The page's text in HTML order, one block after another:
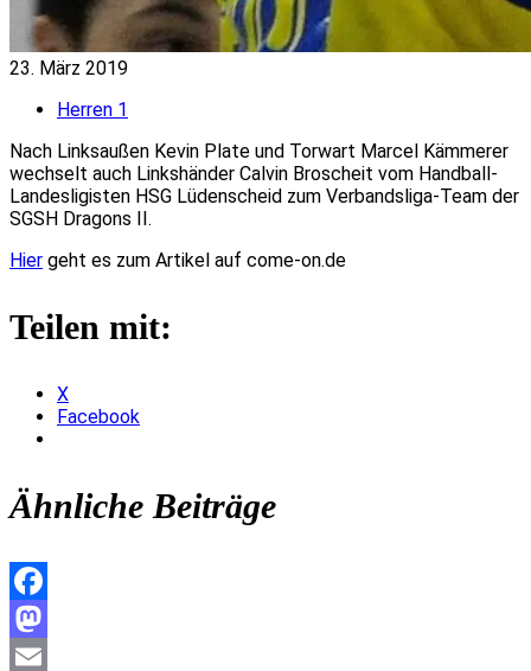
23. März 2019
Herren 1
Nach Linksaußen Kevin Plate und Torwart Marcel Kämmerer
wechselt auch Linkshänder Calvin Broscheit vom Handball-
Landesligisten HSG Lüdenscheid zum Verbandsliga-Team der
SGSH Dragons II.
Hier geht es zum Artikel auf come-on.de
Teilen mit:
X
Facebook
Ähnliche Beiträge
Facebook
Mastodon